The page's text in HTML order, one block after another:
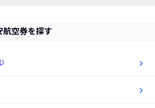
航空券を探す
)